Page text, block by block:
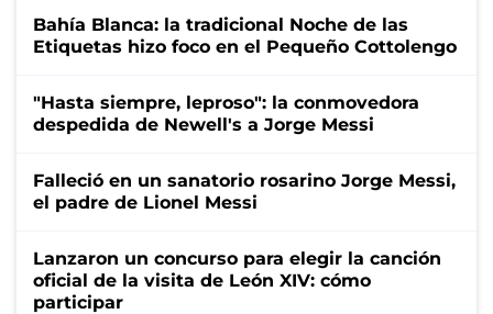
Bahía Blanca: la tradicional Noche de las
Etiquetas hizo foco en el Pequeño Cottolengo
"Hasta siempre, leproso": la conmovedora
despedida de Newell's a Jorge Messi
Falleció en un sanatorio rosarino Jorge Messi,
el padre de Lionel Messi
Lanzaron un concurso para elegir la canción
oficial de la visita de León XIV: cómo
participar